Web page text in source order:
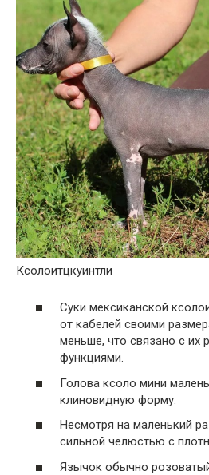
Ксолоитцкуинтли
Суки мексиканской
от кабелей своими
меньше, что связано с их
функциями.
Голова ксоло мини
клиновидную форму.
Несмотря на маленький
сильной челюстью с
Язычок обычно